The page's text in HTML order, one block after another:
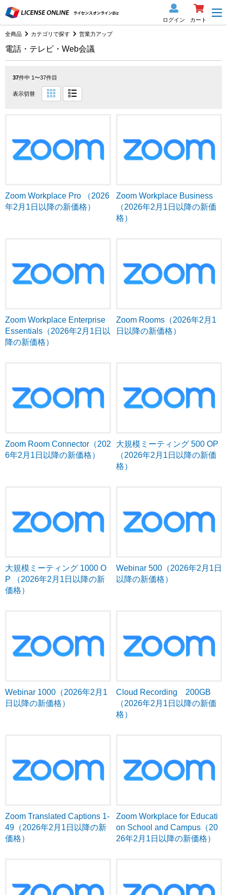
ログイン カート
全商品 カテゴリで探す 営業力アップ
電話・テレビ・Web会議
37件中 1〜37件目
表示切替
Zoom Workplace Pro （2026
年2月1日以降の新価格）
Zoom Workplace Business
（2026年2月1日以降の新価
格）
Zoom Workplace Enterprise
Essentials（2026年2月1日以
降の新価格）
Zoom Rooms（2026年2月1
日以降の新価格）
Zoom Room Connector（202
6年2月1日以降の新価格）
大規模ミーティング 500 OP
（2026年2月1日以降の新価
格）
大規模ミーティング 1000 O
P （2026年2月1日以降の新
価格）
Webinar 500（2026年2月1日
以降の新価格）
Webinar 1000（2026年2月1
日以降の新価格）
Cloud Recording 200GB
（2026年2月1日以降の新価
格）
Zoom Translated Captions 1-
49（2026年2月1日以降の新
価格）
Zoom Workplace for Educati
on School and Campus（20
26年2月1日以降の新価格）